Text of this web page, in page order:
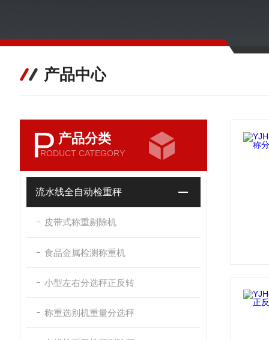
产品中心
P 产品分类
RODUCT CATEGORY
流水线全自动检重秤
皮带式称重剔除机
食品金属检测称重机
小型左右分选秤正反转
称重选别机重量分选秤